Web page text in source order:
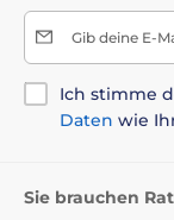
Gib deine E-
Ich stimme
Daten wie
Sie brauchen Rat